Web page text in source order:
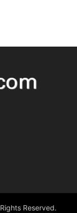
Reserved.